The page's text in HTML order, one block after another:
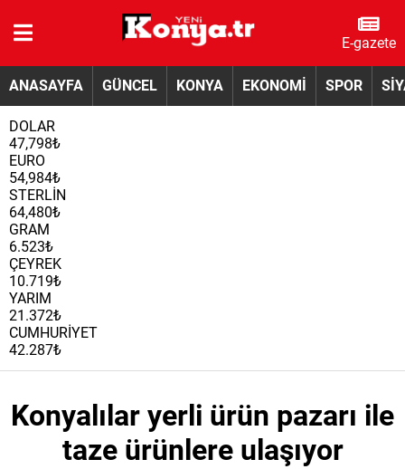
E-gazete
ANASAYFA GÜNCEL KONYA EKONOMİ SPOR
DOLAR
47,798₺
EURO
54,984₺
STERLİN
64,480₺
GRAM
6.523₺
ÇEYREK
10.719₺
YARIM
21.372₺
CUMHURİYET
42.287₺
Konyalılar yerli ürün pazarı ile
taze ürünlere ulaşıyor